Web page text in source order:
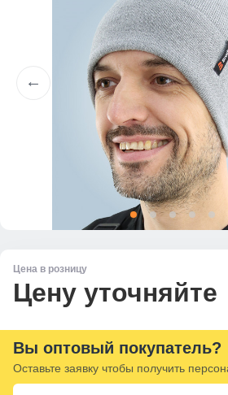
Цена в розницу
Цену уточняйте
Вы оптовый покупатель?
Оставьте заявку чтобы получить